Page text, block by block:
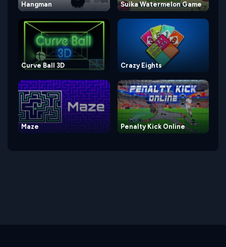
Hangman Suika Watermelon Game
Curve Ball 3D Crazy Eights
Maze Penalty Kick Online